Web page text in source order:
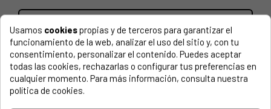
CIERRE MECANICO CAMPANA EXTRACTORA BOSCH 2 und.
BOSCH, 3BF743XP-01
BOSCH, 3BF743XP-02
Usamos cookiespropias y de terceros para garantizar el
funcionamiento de la web, analizar el uso del sitio y, con tu
consentimiento, personalizar el contenido. Puedes aceptar
todas las cookies, rechazarlas o configurar tus preferencias en
cualquier momento. Para más información, consulta nuestra
política de cookies.